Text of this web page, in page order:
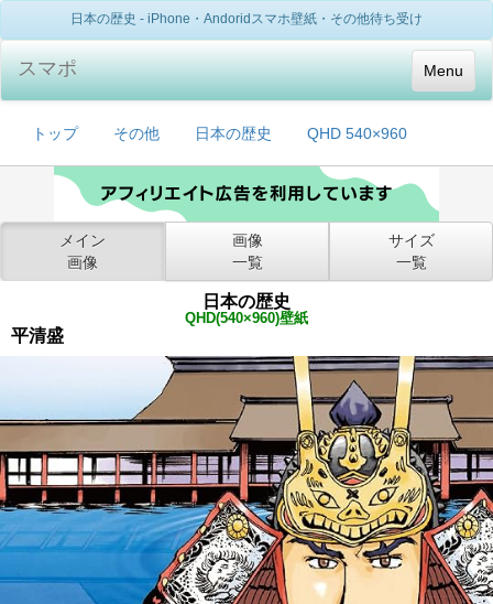
日本の歴史 - iPhone・Andoridスマホ壁紙・その他待ち受け
Menu
スマポ
トップ その他 日本の歴史 QHD 540×960
メイン
画像
画像
一覧
サイズ
一覧
日本の歴史
QHD(540×960)壁紙
平清盛